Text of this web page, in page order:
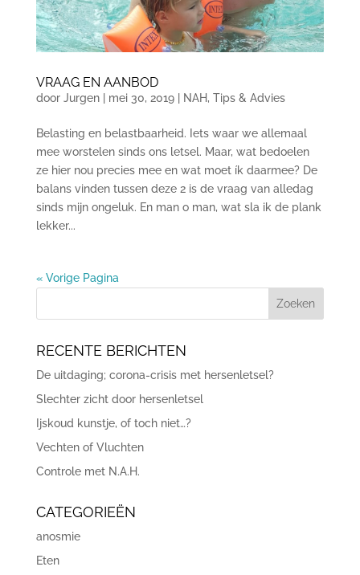
VRAAG EN AANBOD
door Jurgen| mei 30, 2019| NAH, Tips & Advies
Belasting en belastbaarheid. Iets waar we allemaal
mee worstelen sinds ons letsel. Maar, wat bedoelen
ze hier nou precies mee en wat moet ík daarmee? De
balans vinden tussen deze 2 is de vraag van alledag
sinds mijn ongeluk. En man o man, wat sla ik de plank
lekker...
« Vorige Pagina
RECENTE BERICHTEN
De uitdaging; corona-crisis met hersenletsel?
Slechter zicht door hersenletsel
Ijskoud kunstje, of toch niet…?
Vechten of Vluchten
Controle met N.A.H.
CATEGORIEËN
anosmie
Eten